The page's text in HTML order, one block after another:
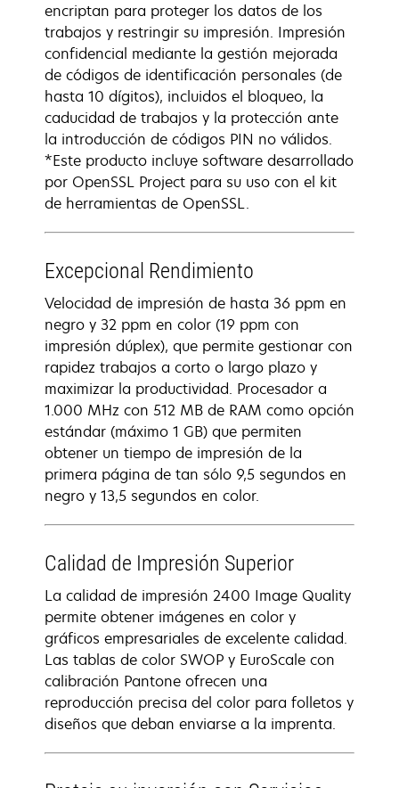
encriptan para proteger los datos de los
trabajos y restringir su impresión. Impresión
confidencial mediante la gestión mejorada
de códigos de identificación personales (de
hasta 10 dígitos), incluidos el bloqueo, la
caducidad de trabajos y la protección ante
la introducción de códigos PIN no válidos.
*Este producto incluye software desarrollado
por OpenSSL Project para su uso con el kit
de herramientas de OpenSSL.
Excepcional Rendimiento
Velocidad de impresión de hasta 36 ppm en
negro y 32 ppm en color (19 ppm con
impresión dúplex), que permite gestionar con
rapidez trabajos a corto o largo plazo y
maximizar la productividad. Procesador a
1.000 MHz con 512 MB de RAM como opción
estándar (máximo 1 GB) que permiten
obtener un tiempo de impresión de la
primera página de tan sólo 9,5 segundos en
negro y 13,5 segundos en color.
Calidad de Impresión Superior
La calidad de impresión 2400 Image Quality
permite obtener imágenes en color y
gráficos empresariales de excelente calidad.
Las tablas de color SWOP y EuroScale con
calibración Pantone ofrecen una
reproducción precisa del color para folletos y
diseños que deban enviarse a la imprenta.